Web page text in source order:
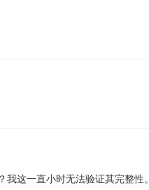
这一直小时无法验证其完整性。